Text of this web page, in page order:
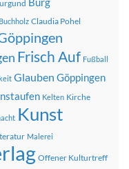
Burg
Claudia Pohel
Frisch Auf Fußball
Glauben Göppingen
Kelten Kirche
Kunst
Malerei
Offener Kulturtreff